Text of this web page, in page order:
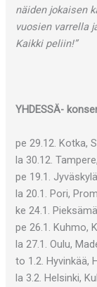
näiden jokaisen
vuosien varrella
Kaikki peliin!”
YHDESSÄ-
pe 29.12. Kotka,
la 30.12.
pe 19.1.
la 20.1. Pori,
ke 24.1.
pe 26.1. Kuhmo,
la 27.1. Oulu,
to 1.2. Hyvinkää,
la 3.2. Helsinki,